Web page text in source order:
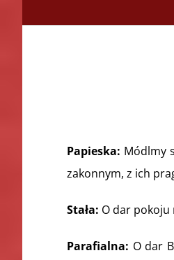
Papieska: Módlmy
zakonnym, z ich
Stała: O dar pokoju
Parafialna: O dar